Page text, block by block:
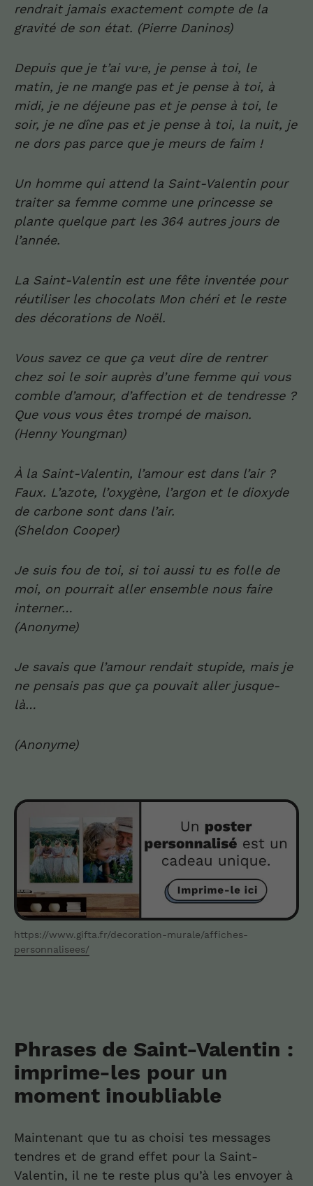
rendrait jamais exactement compte de la
gravité de son état. (Pierre Daninos)
Depuis que je t’ai vu·e, je pense à toi, le
matin, je ne mange pas et je pense à toi, à
midi, je ne déjeune pas et je pense à toi, le
soir, je ne dîne pas et je pense à toi, la nuit, je
ne dors pas parce que je meurs de faim !
Un homme qui attend la Saint-Valentin pour
traiter sa femme comme une princesse se
plante quelque part les 364 autres jours de
l’année.
La Saint-Valentin est une fête inventéepour
réutiliser les chocolats Mon chérietlereste
des décorations de Noël.
Vous savez ce que ça veut dire derentrer
chez soi le soir auprès d’une femme qui vous
comble d’amour, d’affection et de tendresse ?
Que vous vous êtes trompé de maison.
(Henny Youngman)
À la Saint-Valentin, l’amourest dans l’air ?
Faux. L’azote, l’oxygène, l’argon et le dioxyde
de carbone sont dans l’air.
(Sheldon Cooper)
Je suis fou de toi, si toi aussi tu es folle de
moi, on pourrait aller ensemble nous faire
interner…
(Anonyme)
Je savais que l’amour rendait stupide, mais je
ne pensais pas que ça pouvait aller jusque-
là…
(Anonyme)
https://www.gifta.fr/decoration-murale/affiches-
personnalisees/
Phrases de Saint-Valentin :
imprime-les pour un
moment inoubliable
Maintenant que tu as choisi tes messages
tendres et de grand effet pour la Saint-
Valentin, il ne te reste plus qu’à les envoyer à